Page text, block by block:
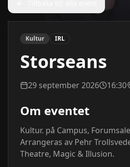
Kultur IRL
Storseans
29 september 2026 16:30
Om eventet
Kultur. på Campus,
Arrangeras av Pehr
Theatre, Magic & Illusion.